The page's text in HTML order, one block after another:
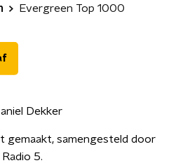
Evergreen Top 1000
Dekker
gemaakt, samengesteld door
5.